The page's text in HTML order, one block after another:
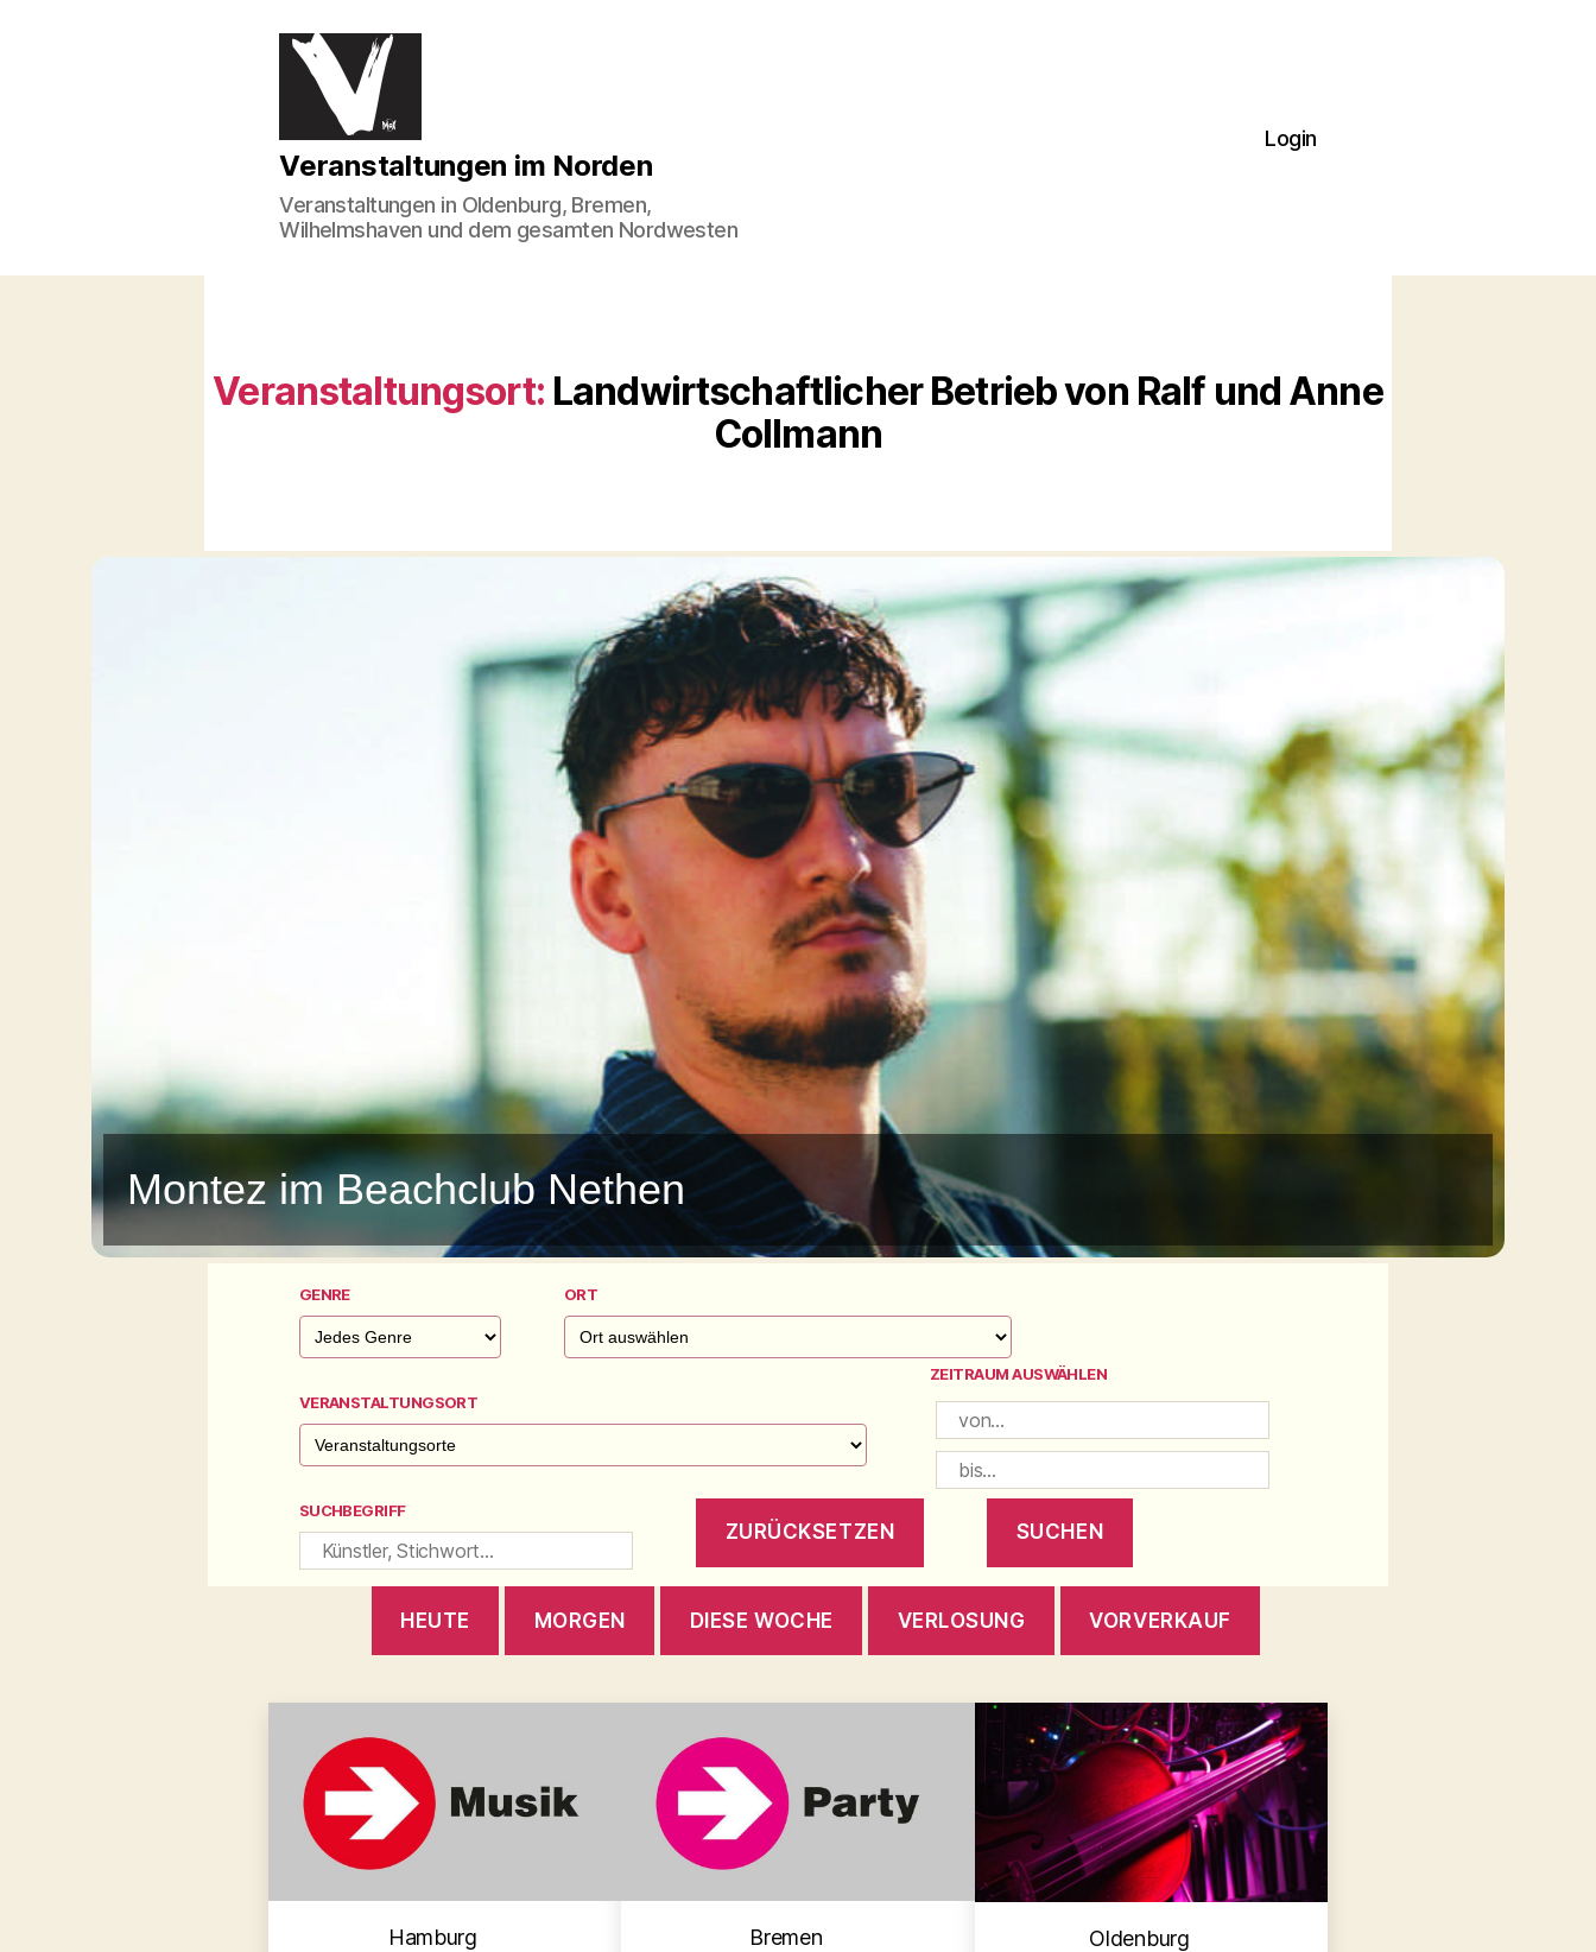
Veranstaltungen
im
Norden
Veranstaltungen im Norden
Veranstaltungen in Oldenburg, Bremen,
Wilhelmshaven und dem gesamten Nordwesten
Login
Veranstaltungsort: Landwirtschaftlicher Betrieb von Ralf und Anne
Collmann
Montez im Beachclub Nethen
GENRE ORT
VERANSTALTUNGSORT
ZEITRAUM AUSWÄHLEN
SUCHBEGRIFF
HEUTE MORGEN DIESE WOCHE VERLOSUNG VORVERKAUF
Kategorien
Hamburg Kategorien
Bremen Kategorien
Oldenburg